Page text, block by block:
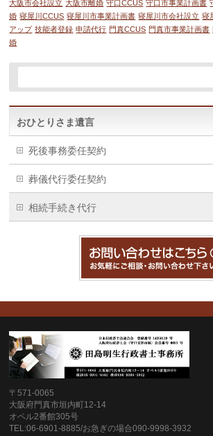
大阪市会社設立 大阪市離婚 守口CCUS 守口市事業計画書
婚 寝屋川CCUS 寝屋川市事業計画書 寝屋川市会社設立 寝
アップ 技能者登録 申請代行 門真CCUS 門真市事業計画書
婚
おひとりさま遺言
死後事務委任契約
葬儀代行委任契約
相続手続き代行
〒571-0065
大阪府門真市垣内町12-14
オペル2番館305号
TEL:06-6901-8885/お急ぎの場合090-9998-3932